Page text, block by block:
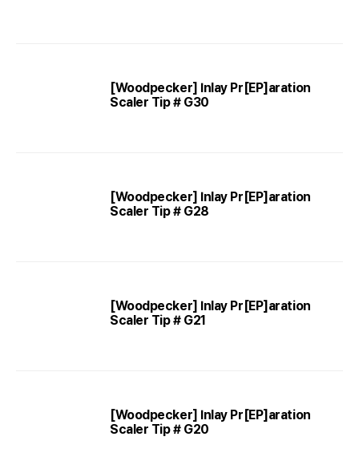
[Woodpecker] Inlay Pr[EP]aration
Scaler Tip # G30
[Woodpecker] Inlay Pr[EP]aration
Scaler Tip # G28
[Woodpecker] Inlay Pr[EP]aration
Scaler Tip # G21
[Woodpecker] Inlay Pr[EP]aration
Scaler Tip # G20